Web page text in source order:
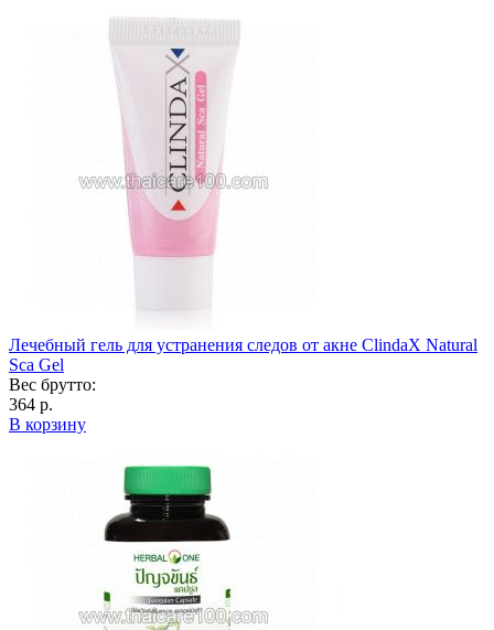
Лечебный гель для устранения следов от акне ClindaX Natural
Sca Gel
Вес брутто:
364 р.
В корзину